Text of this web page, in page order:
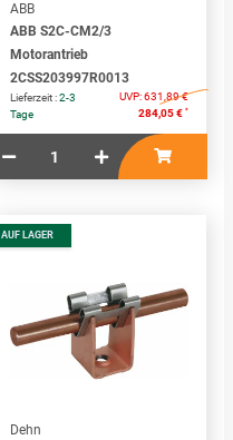
ABB
ABB S2C-CM2/3
Motorantrieb
2CSS203997R0013
Lieferzeit :2-3
Tage
UVP:631,89 €
284,05 € *
AUF LAGER
Dehn